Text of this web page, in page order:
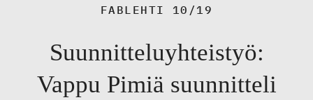
FABLEHTI 10/19
Suunnitteluyhteistyö:
Vappu Pimiä suunnitteli